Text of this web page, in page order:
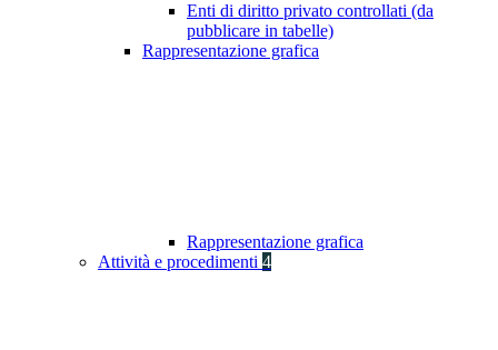
Enti di diritto privato controllati (da
pubblicare in tabelle)
Rappresentazione grafica
Rappresentazione grafica
Attività e procedimenti 4